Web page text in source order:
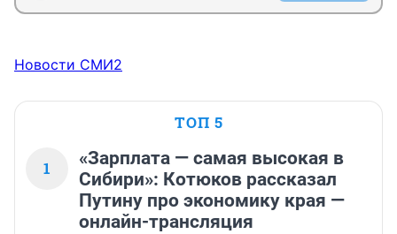
Новости СМИ2
ТОП 5
1
«Зарплата — самая высокая в
Сибири»: Котюков рассказал
Путину про экономику края —
онлайн-трансляция